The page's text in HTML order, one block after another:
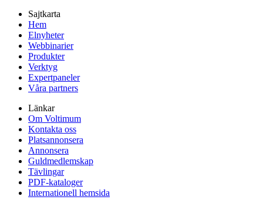
Sajtkarta
Hem
Elnyheter
Webbinarier
Produkter
Verktyg
Expertpaneler
Våra partners
Länkar
Om Voltimum
Kontakta oss
Platsannonsera
Annonsera
Guldmedlemskap
Tävlingar
PDF-kataloger
Internationell hemsida